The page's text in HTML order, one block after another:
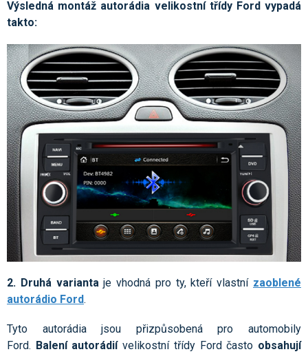
Výsledná montáž autorádia velikostní třídy Ford vypadá
takto:
2. Druhá variantaje vhodná pro ty, kteří vlastní zaoblené
autorádio Ford.
Tyto autorádia jsou přizpůsobená pro automobily
Ford. Balení autorádiívelikostní třídy Ford často obsahují